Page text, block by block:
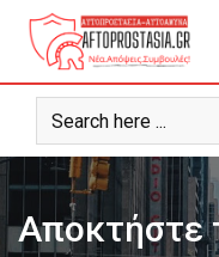
Ψάχνω
για...
Aποκτήστε